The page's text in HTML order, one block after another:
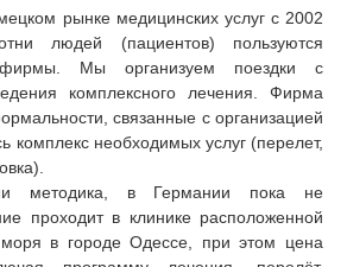
рынке медицинских услуг с 2002
людей (пациентов) пользуются
Мы организуем поездки с
комплексного лечения. Фирма
связанные с организацией
комплекс необходимых услуг (перелет,
методика, в Германии пока не
проходит в клинике расположенной
в городе Одессе, при этом цена